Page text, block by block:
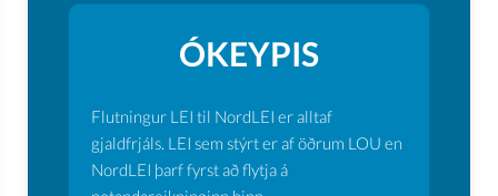
ÓKEYPIS
Flutningur LEI til NordLEI er alltaf
gjaldfrjáls. LEI sem stýrt er af öðrum LOU en
NordLEI þarf fyrst að flytja á